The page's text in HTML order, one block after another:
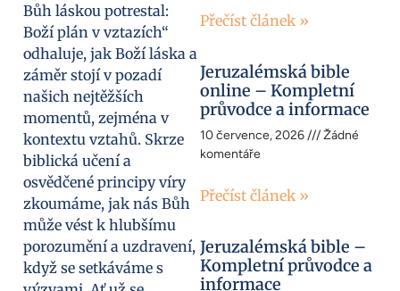
Bůh láskou potrestal:
Boží plán v vztazích“
odhaluje, jak Boží láska a
záměr stojí v pozadí
našich nejtěžších
momentů, zejména v
kontextu vztahů. Skrze
biblická učení a
osvědčené principy víry
zkoumáme, jak nás Bůh
může vést k hlubšímu
porozumění a uzdravení,
když se setkáváme s
Přečíst článek »
Jeruzalémská bible
online – Kompletní
průvodce a informace
10 července, 2026
Žádné
komentáře
Přečíst článek »
Jeruzalémská bible –
Kompletní průvodce a
informace